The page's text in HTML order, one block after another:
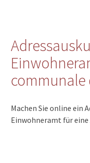
communale
Machen Sie online ein
Einwohneramt für eine